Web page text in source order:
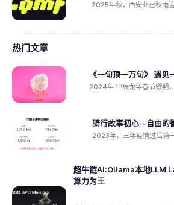
2025年秋，西安业已秋雨
热门文章
《一句顶一万句》 遇
2024年 甲辰龙年春节假期
骑行故事初心--自由的
2023年，三年疫情过后第
超牛链AI:Ollama本地LLM
算力为王